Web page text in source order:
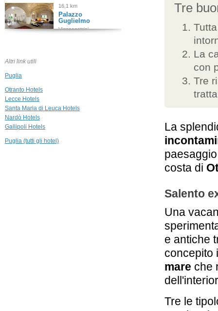
Tre
La
con
Tre
La
costa di
Salento
Una
e antiche
concepito
mare che
Tre le
16,1 km
Palazzo
Guglielmo
Vignacastrisi
Marina di Marittima,
Masseria & Spa
Luciagiovanni
Altri link utili
Puglia
Otranto Hotels
Lecce Hotels
Santa Maria di Leuca Hotels
Nardò Hotels
Gallipoli Hotels
Puglia (tutti gli hotel)